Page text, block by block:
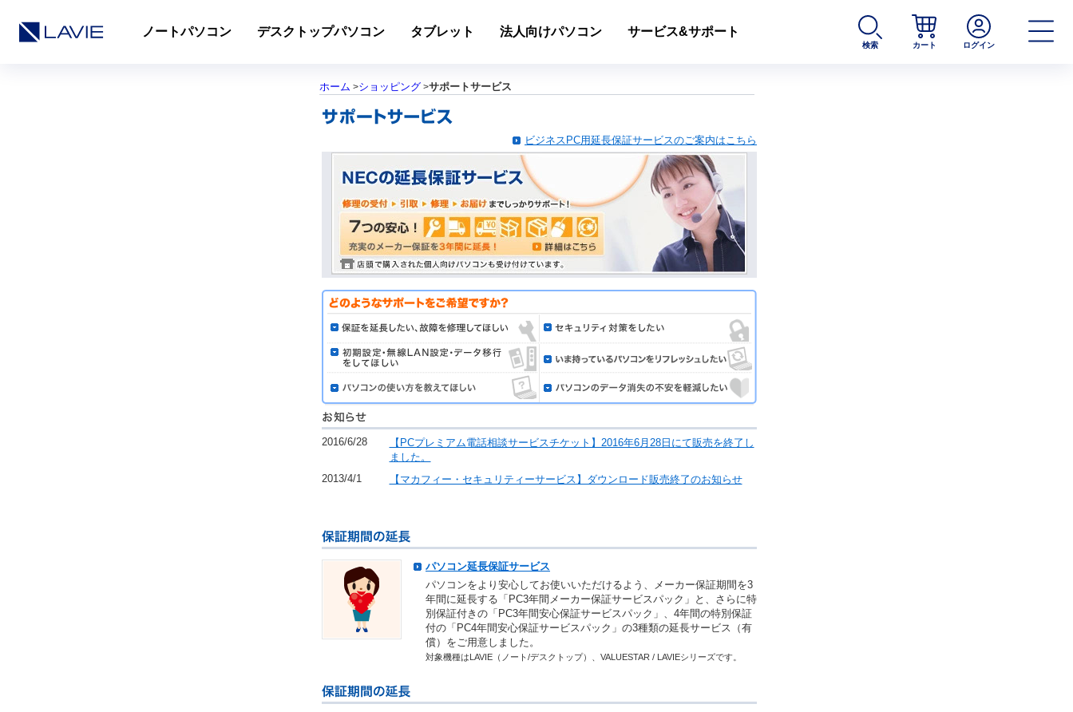
ノートパソコン デスクトップパソコン タブレット 法人向けパソコン サービス&サポート
検索 カート ログイン
ホーム >ショッピング>サポートサービス
ビジネスPC用延長保証サービスのご案内はこちら
2016/6/28
【PCプレミアム電話相談サービスチケット】2016年6月28日にて販売を終了し
ました。
2013/4/1
【マカフィー・セキュリティーサービス】ダウンロード販売終了のお知らせ
パソコン延長保証サービス
パソコンをより安心してお使いいただけるよう、メーカー保証期間を3
年間に延長する「PC3年間メーカー保証サービスパック」と、さらに特
別保証付きの「PC3年間安心保証サービスパック」、4年間の特別保証
付の「PC4年間安心保証サービスパック」の3種類の延長サービス（有
償）をご用意しました。
対象機種はLAVIE（ノート/デスクトップ）、VALUESTAR / LAVIEシリーズです。